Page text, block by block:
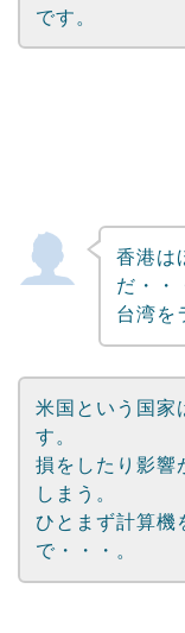
です。
香港は
だ・・
台湾を
米国という国家
す。
損をしたり影響
しまう。
ひとまず計算機
で・・・。